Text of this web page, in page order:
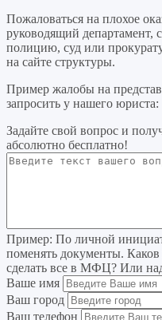
Пожаловаться на плохое
руководящий департамент,
полицию, суд или
на сайте структуры.
Пример жалобы на
запросить у нашего юриста:
Задайте свой вопрос и
абсолютно бесплатно!
Пример: По личной
поменять документы.
сделать все в МФЦ? Или
Ваше имя
Ваш город
Ваш телефон